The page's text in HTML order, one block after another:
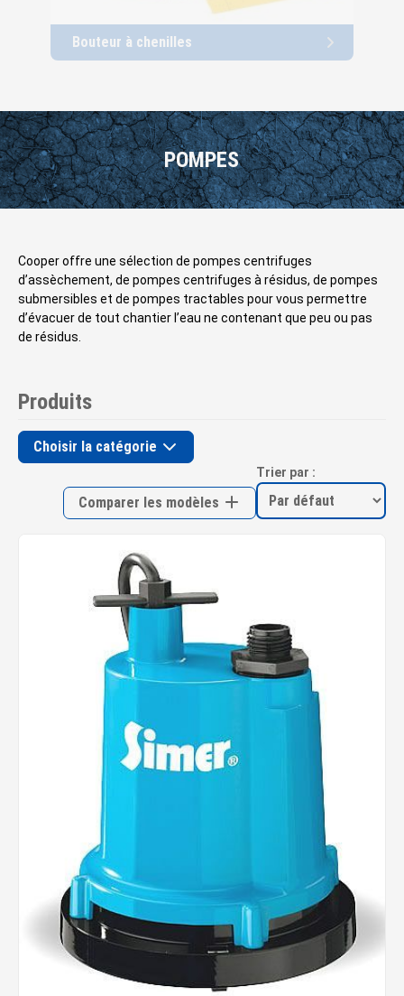
Bouteur à chenilles
POMPES
Cooper offre une sélection de pompes centrifuges
d’assèchement, de pompes centrifuges à résidus, de pompes
submersibles et de pompes tractables pour vous permettre
d’évacuer de tout chantier l’eau ne contenant que peu ou pas
de résidus.
Produits
Choisir la catégorie
Comparer les modèles
Trier par :